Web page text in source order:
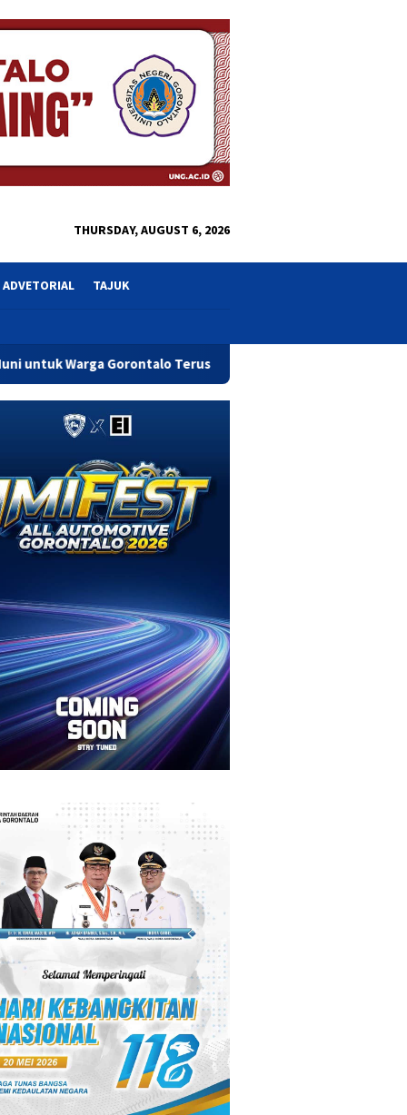
THURSDAY, AUGUST 6, 2026
ADVETORIAL TAJUK
Terus Dikebut Terpilih Ketua GOW, Maryam